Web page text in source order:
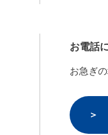
お電話
お急ぎ